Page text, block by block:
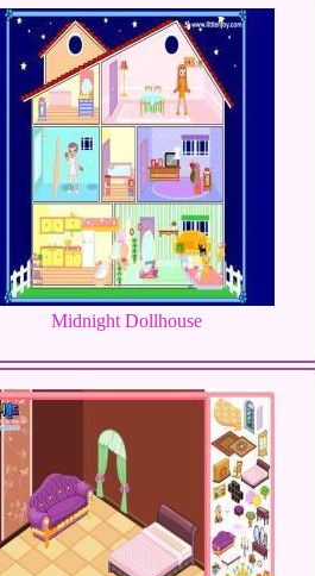
Midnight Dollhouse